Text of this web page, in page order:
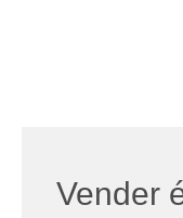
Vender